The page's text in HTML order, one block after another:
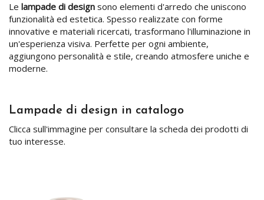
Le lampade di design sono elementi d'arredo che uniscono
funzionalità ed estetica. Spesso realizzate con forme
innovative e materiali ricercati, trasformano l'illuminazione in
un'esperienza visiva. Perfette per ogni ambiente,
aggiungono personalità e stile, creando atmosfere uniche e
moderne.
Lampade di design in catalogo
Clicca sull'immagine per consultare la scheda dei prodotti di
tuo interesse.